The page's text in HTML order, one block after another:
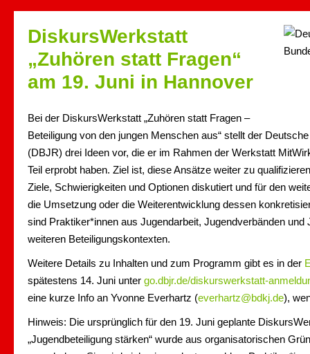
DiskursWerkstatt
„Zuhören statt Fragen“
am 19. Juni in Hannover
Bei der DiskursWerkstatt „Zuhören statt Fragen –
Beteiligung von den jungen Menschen aus“ stellt der
(DBJR) drei Ideen vor, die er im Rahmen der Werkstatt
Teil erprobt haben. Ziel ist, diese Ansätze weiter zu
Ziele, Schwierigkeiten und Optionen diskutiert und für den
die Umsetzung oder die Weiterentwicklung dessen
sind Praktiker*innen aus Jugendarbeit, Jugendverbänden und
weiteren Beteiligungskontexten.
Weitere Details zu Inhalten und zum Programm gibt es in der
spätestens 14. Juni unter go.dbjr.de/diskurswerkstatt-
eine kurze Info an Yvonne Everhartz (everhartz@bdkj.de),
Hinweis: Die ursprünglich für den 19. Juni geplante
„Jugendbeteiligung stärken“ wurde aus organisatorischen